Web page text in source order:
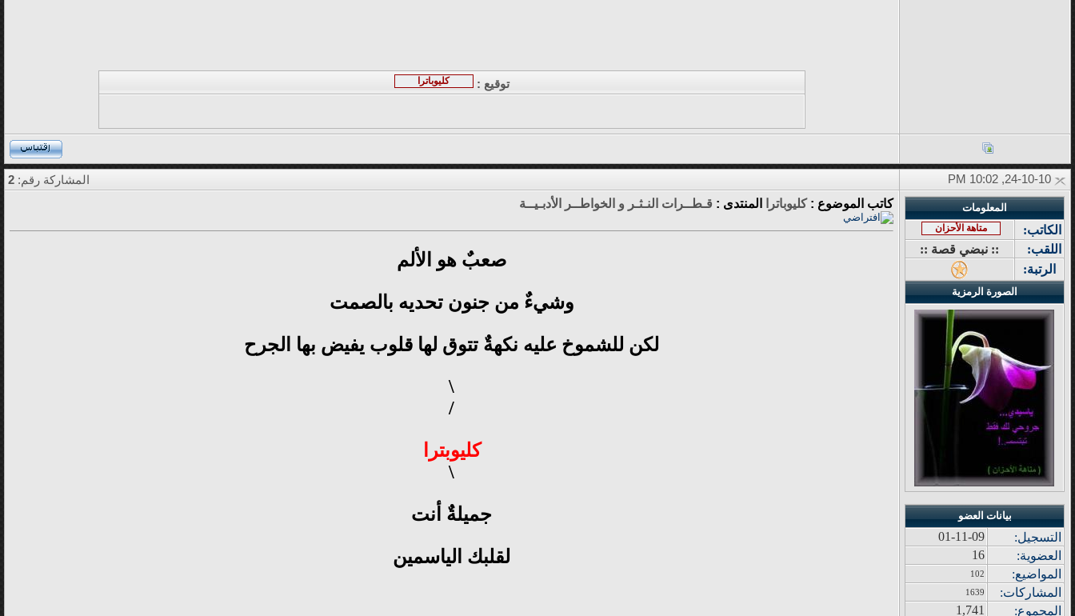
توقيع : كليوباترا
المشاركة رقم: 2
المعلومات
الكاتب: متاهة الأحزان
اللقب:
:: نبضي قصة ::
الرتبة:
الصورة الرمزية
بيانات العضو
التسجيل:
01-11-09
العضوية:
16
المواضيع:
102
المشاركات:
1639
المجموع:
1,741
كاتب الموضوع :كليوباترا المنتدى : قـطــرات النـثـر و الخواطــر الأدبـيــة
صعبٌ هو الألم
وشيءٌ من جنون تحديه بالصمت
لكن للشموخ عليه نكهةٌ تتوق لها قلوب يفيض بها الجرح
\
/
كليوبترا
\
جميلةٌ أنت
لقلبك الياسمين